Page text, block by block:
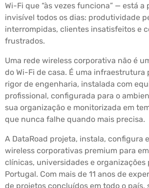
Wi-Fi que “às vezes funciona” — está
invisível todos os dias: produtividade
interrompidas, clientes insatisfeitos e
frustrados.
Uma rede wireless corporativa não é
do Wi-Fi de casa. É uma infraestrutura
rigor de engenharia, instalada com
profissional, configurada para o
sua organização e monitorizada em
que nunca falhe quando mais precisa.
A DataRoad projeta, instala, configura
wireless corporativas premium para
clínicas, universidades e organizações
Portugal. Com mais de 11 anos de
de projetos concluídos em todo o país,